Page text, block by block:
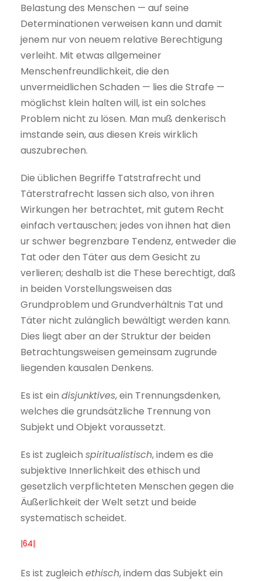
Belastung des Menschen — auf seine
Determinationen verweisen kann und damit
jenem nur von neuem relative Berechtigung
verleiht. Mit etwas allgemeiner
Menschenfreundlichkeit, die den
unvermeidlichen Schaden — lies die Strafe —
möglichst klein halten will, ist ein solches
Problem nicht zu lösen. Man muß denkerisch
imstande sein, aus diesen Kreis wirklich
auszubrechen.
Die üblichen Begriffe Tatstrafrecht und
Täterstrafrecht lassen sich also, von ihren
Wirkungen her betrachtet, mit gutem Recht
einfach vertauschen; jedes von ihnen hat dien
ur schwer begrenzbare Tendenz, entweder die
Tat oder den Täter aus dem Gesicht zu
verlieren; deshalb ist die These berechtigt, daß
in beiden Vorstellungsweisen das
Grundproblem und Grundverhältnis Tat und
Täter nicht zulänglich bewältigt werden kann.
Dies liegt aber an der Struktur der beiden
Betrachtungsweisen gemeinsam zugrunde
liegenden kausalen Denkens.
Es ist ein disjunktives, ein Trennungsdenken,
welches die grundsätzliche Trennung von
Subjekt und Objekt voraussetzt.
Es ist zugleich spiritualistisch, indem es die
subjektive Innerlichkeit des ethisch und
gesetzlich verpflichteten Menschen gegen die
Äußerlichkeit der Welt setzt und beide
systematisch scheidet.
|64|
Es ist zugleich ethisch, indem das Subjekt ein